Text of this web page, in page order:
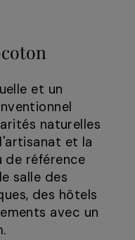
et un
naturelles
et la
de référence
salle des
des hôtels
avec un